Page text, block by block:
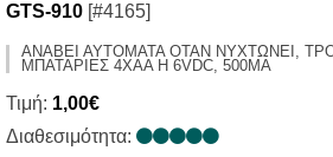
GTS-910 [#4165]
ΑΝΑΒΕΙ ΑΥΤΟΜΑΤΑ ΟΤΑΝ ΝΥΧΤΩΝΕΙ,
ΜΠΑΤΑΡΙΕΣ 4XAA Η 6VDC, 500MA
Τιμή: 1,00€
Διαθεσιμότητα: